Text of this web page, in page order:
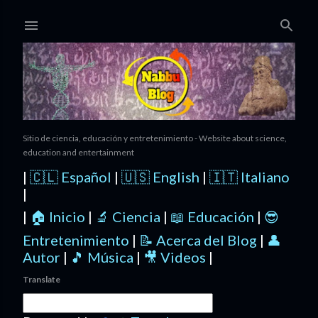
Sitio de ciencia, educación y entretenimiento - Website about science,
education and entertainment
| 🇨🇱 Español | 🇺🇸 English | 🇮🇹 Italiano
|
| 🏠 Inicio | 🔬 Ciencia | 📖 Educación | 😎
Entretenimiento | 📝 Acerca del Blog | 👤
Autor | 🎵 Música | 🎥 Videos |
Translate